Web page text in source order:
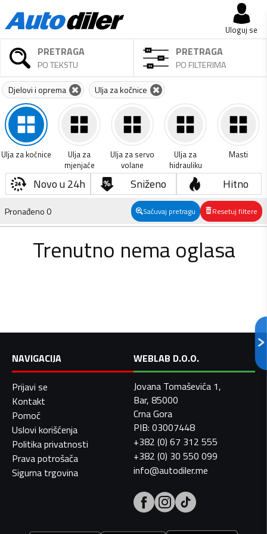
Uloguj se
PRETRAGA
PO TEKSTU
PRETRAGA
PO FILTERIMA
Djelovi i oprema Ulja za kočnice
Ulja za kočnice
Ulja za
mjenjače
Ulja za servo
volane
Ulja za
hidrauliku
Masti
Novo u 24h Sniženo Hitno
Pronađeno0 Sačuvaj pretragu Resetuj filtere
Trenutno nema oglasa
NAVIGACIJA
Prijavi se
Kontakt
Pomoć
Uslovi korišćenja
Politika privatnosti
Prava potrošača
Sigurna trgovina
WEBLAB D.O.O.
Jovana Tomaševića 1,
Bar, 85000
Crna Gora
PIB: 03007448
+382 (0) 67 312 555
+382 (0) 30 550 099
info@autodiler.me